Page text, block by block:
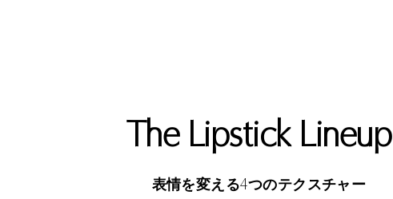
The Lipstick Lineup
表情を変える4つのテクスチャー